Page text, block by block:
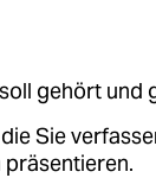
gehört und
Sie